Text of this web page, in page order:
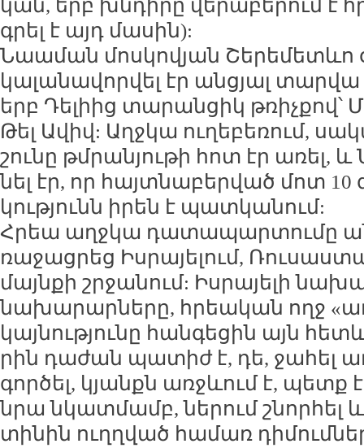
կան, երբ խն­դի­րը վե­րա­բե­րում է
գրել է այդ մա­սին):
Նաա­ման մոս­կո­վյան
կա­լա­նա­վոր­վել էր ան­ցյալ
երբ Դե­լիից տա­րան­ցիկ թռիչ­քով՝
Թել Ա­վիվ: Աղջ­կա ու­ղե­բե­ռում,
շու­նը թմ­րա­նյու­թի հոտ էր
նել էր, որ հայտ­նա­բեր­ված մոտ
կու­թյունն ի­րեն է պատ­կա­նում:
Հրեա աղջ­կա դա­տա­պար­տու­մը
ռա­ջաց­րեց Իս­րա­յե­լում,
մայն­քի շր­ջա­նում: Իս­րա­յե­լի
նա­խա­րար­նե­րը, հրեա­կան ողջ
կայ­նու­թյու­նը հան­գե­ցին այն
րին դա­ժան պա­տիժ է, դե, ջա­հել
գոր­ծել, կյանքն առջևում է, պետք
նրա նկատ­մամբ, նե­րում շնոր­հել
տի­նին ուղղ­ված հա­մառ